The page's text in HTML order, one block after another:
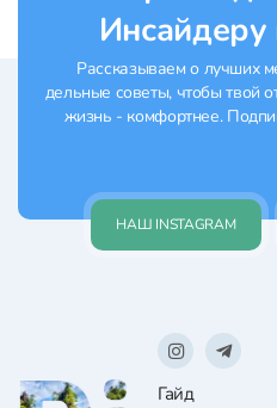
Инсайдеру
Рассказываем о лучших
дельные советы, чтобы твой
жизнь - комфортнее.
НАШ INSTAGRAM
Гайд